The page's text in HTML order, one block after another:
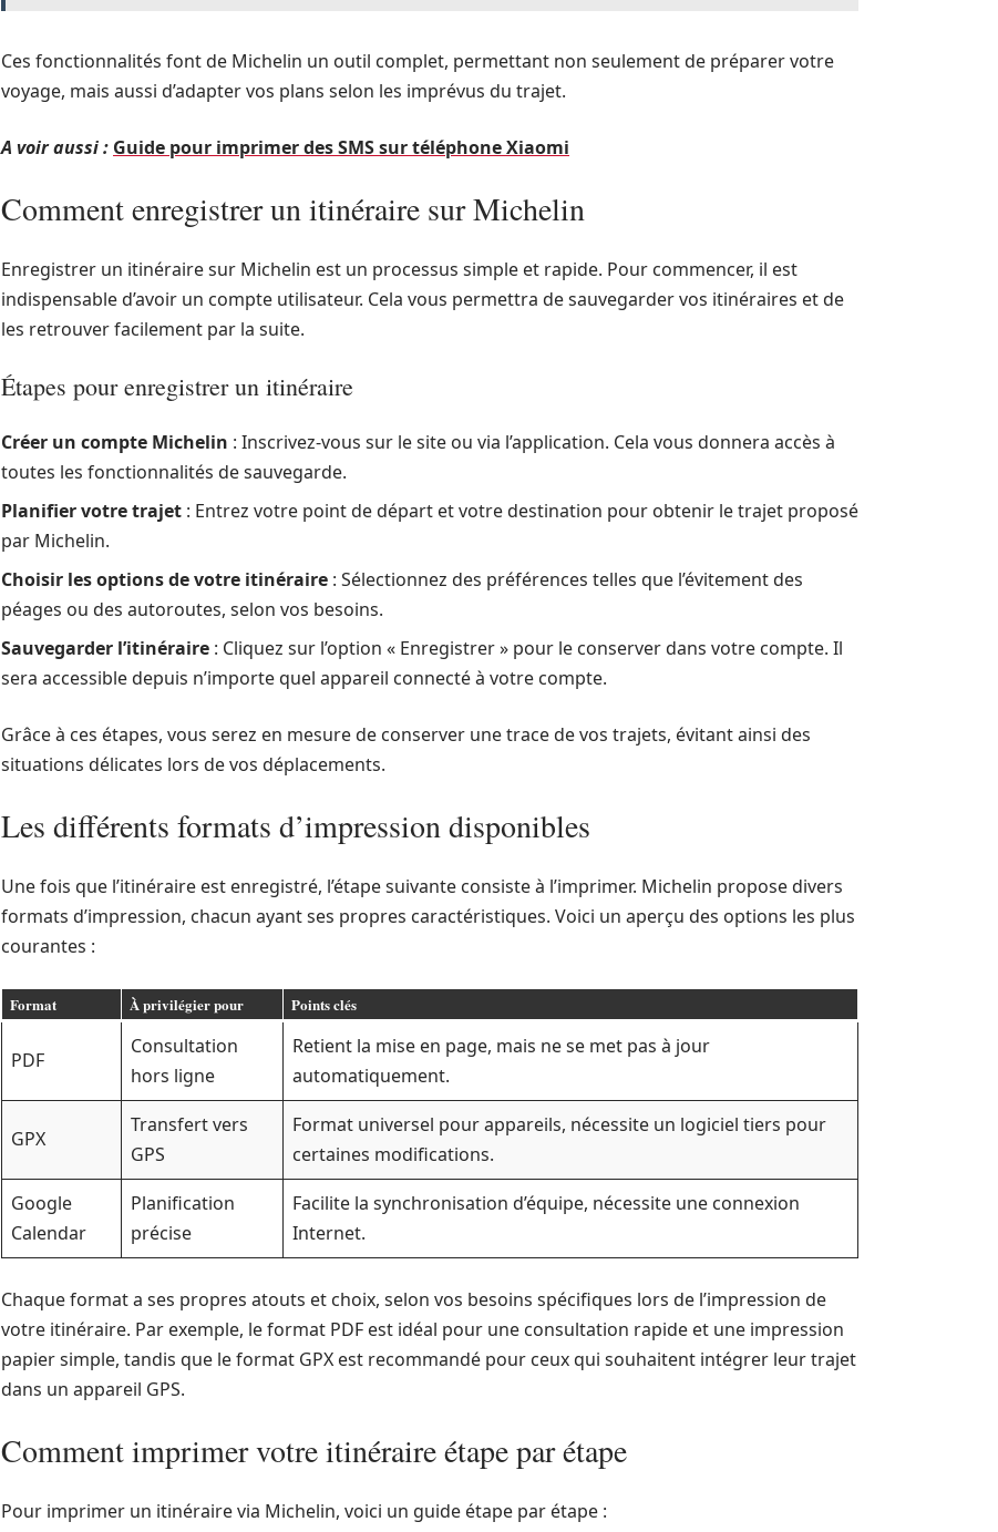
Ces fonctionnalités font de Michelin un outil complet, permettant non seulement de préparer votre
voyage, mais aussi d’adapter vos plans selon les imprévus du trajet.
A voir aussi : Guide pour imprimer des SMS sur téléphone Xiaomi
Comment enregistrer un itinéraire sur Michelin
Enregistrer un itinéraire sur Michelin est un processus simple et rapide. Pour commencer, il est
indispensable d’avoir un compte utilisateur. Cela vous permettra de sauvegarder vos itinéraires et de
les retrouver facilement par la suite.
Étapes pour enregistrer un itinéraire
Créer un compte Michelin : Inscrivez-vous sur le site ou via l’application. Cela vous donnera accès à
toutes les fonctionnalités de sauvegarde.
Planifier votre trajet : Entrez votre point de départ et votre destination pour obtenir le trajet proposé
par Michelin.
Choisir les options de votre itinéraire : Sélectionnez des préférences telles que l’évitement des
péages ou des autoroutes, selon vos besoins.
Sauvegarder l’itinéraire : Cliquez sur l’option « Enregistrer » pour le conserver dans votre compte. Il
sera accessible depuis n’importe quel appareil connecté à votre compte.
Grâce à ces étapes, vous serez en mesure de conserver une trace de vos trajets, évitant ainsi des
situations délicates lors de vos déplacements.
Les différents formats d’impression disponibles
Une fois que l’itinéraire est enregistré, l’étape suivante consiste à l’imprimer. Michelin propose divers
formats d’impression, chacun ayant ses propres caractéristiques. Voici un aperçu des options les plus
courantes :
Format À privilégier pour Points clés
PDF
Consultation
hors ligne
Retient la mise en page, mais ne se met pas à jour
automatiquement.
GPX
Transfert vers
GPS
Format universel pour appareils, nécessite un logiciel tiers pour
certaines modifications.
Google
Calendar
Planification
précise
Facilite la synchronisation d’équipe, nécessite une connexion
Internet.
Chaque format a ses propres atouts et choix, selon vos besoins spécifiques lors de l’impression de
votre itinéraire. Par exemple, le format PDF est idéal pour une consultation rapide et une impression
papier simple, tandis que le format GPX est recommandé pour ceux qui souhaitent intégrer leur trajet
dans un appareil GPS.
Comment imprimer votre itinéraire étape par étape
Pour imprimer un itinéraire via Michelin, voici un guide étape par étape :